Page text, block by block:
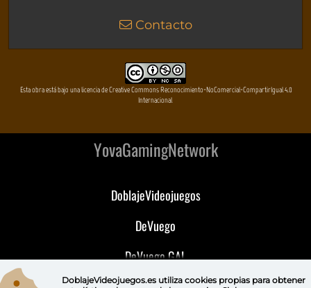
Contacto
Esta obra está bajo una licencia de Creative Commons Reconocimiento-NoComercial-CompartirIgual 4.0
Internacional
YovaGamingNetwork
DoblajeVideojuegos
DeVuego
DeVuego GAL
DoblajeVideojuegos.es utiliza cookies propiaspara obtener